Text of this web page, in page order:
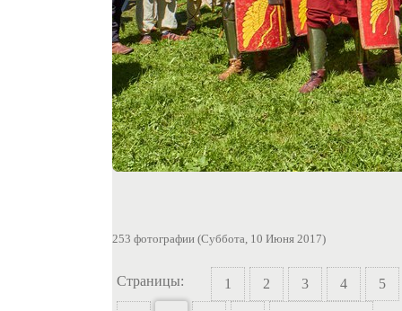
253 фотографии (Суббота, 10 Июня 2017)
Страницы: 1 2 3 4 5